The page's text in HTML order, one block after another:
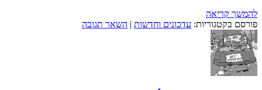
להמשך קריאה
פורסם בקטגוריות: עדכונים וחדשות | השאר תגובה